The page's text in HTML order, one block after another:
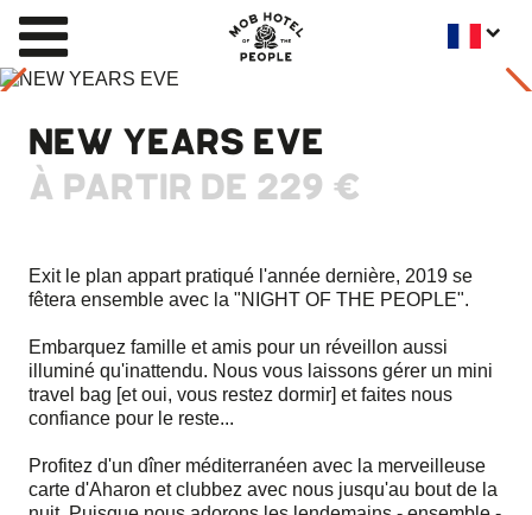
NEW YEARS EVE
À PARTIR DE 229 €
Exit le plan appart pratiqué l'année dernière, 2019 se
fêtera ensemble avec la "NIGHT OF THE PEOPLE".
Embarquez famille et amis pour un réveillon aussi
illuminé qu'inattendu. Nous vous laissons gérer un mini
travel bag [et oui, vous restez dormir] et faites nous
confiance pour le reste...
Profitez d'un dîner méditerranéen avec la merveilleuse
carte d'Aharon et clubbez avec nous jusqu'au bout de la